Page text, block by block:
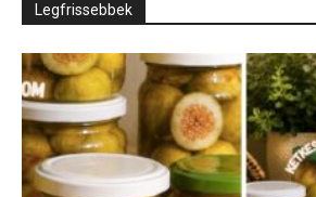
Legfrissebbek